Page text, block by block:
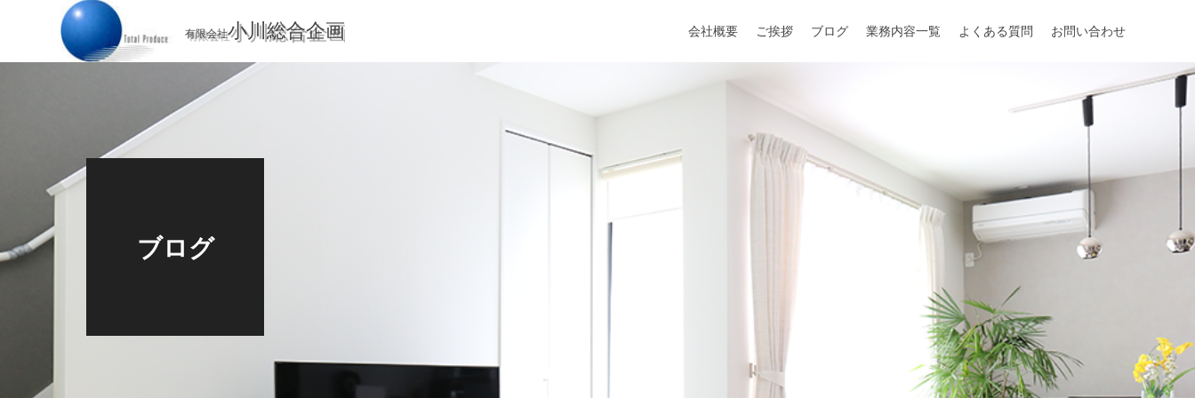
有限会社小川総合企画 会社概要 ご挨拶 ブログ 業務内容一覧 よくある質問 お問い合わせ
ブログ